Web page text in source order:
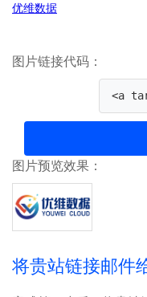
优维数据
图片链接代码：
图片预览效果：
将贵站链接邮件